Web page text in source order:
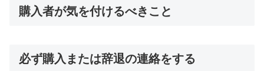
購入者が気を付けるべきこと
必ず購入または辞退の連絡をする